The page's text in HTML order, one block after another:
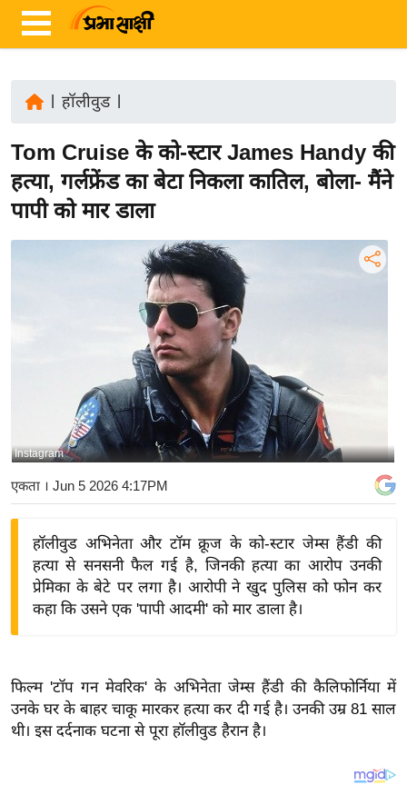
ज़ा
ख
ब
र
बि
ज़
ने
द्यो
वि
शे
हॉलीवुड|
Tom Cruise के को-स्टार James Handy की
हत्या, गर्लफ्रेंड का बेटा निकला कातिल, बोला- मैंने
पापी को मार डाला
Instagram
एकता । Jun 5 2026 4:17PM
हॉलीवुड अभिनेता और टॉम क्रूज के को-स्टार जेम्स हैंडी की
हत्या से सनसनी फैल गई है, जिनकी हत्या का आरोप उनकी
प्रेमिका के बेटे पर लगा है। आरोपी ने खुद पुलिस को फोन कर
कहा कि उसने एक 'पापी आदमी' को मार डाला है।
फिल्म 'टॉप गन मेवरिक' के अभिनेता जेम्स हैंडी की कैलिफोर्निया में
उनके घर के बाहर चाकू मारकर हत्या कर दी गई है। उनकी उम्र 81 साल
थी। इस दर्दनाक घटना से पूरा हॉलीवुड हैरान है।